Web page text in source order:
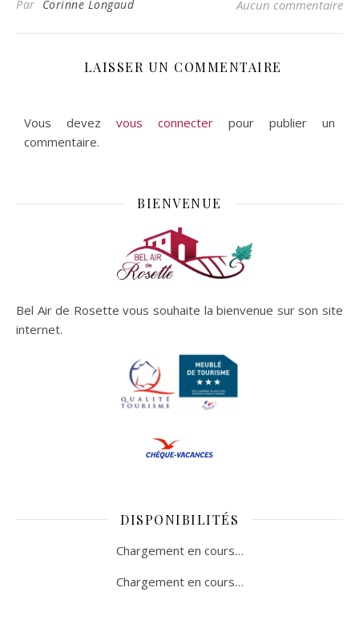
Par Corinne Longaud Aucun commentaire
LAISSER UN COMMENTAIRE
Vous devez vous connecter pour publier un
commentaire.
BIENVENUE
Bel Air de Rosette vous souhaite la bienvenue sur son site
internet.
DISPONIBILITÉS
Chargement en cours…
Chargement en cours…